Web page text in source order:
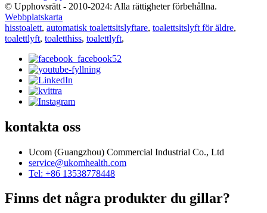
© Upphovsrätt - 2010-2024: Alla rättigheter förbehållna.
Webbplatskarta
hisstoalett, automatisk toalettsitslyftare, toalettsitslyft för äldre,
toalettlyft, toaletthiss, toalettlyft,
kontakta oss
Ucom (Guangzhou) Commercial Industrial Co., Ltd
service@ukomhealth.com
Tel: +86 13538778448
Finns det några produkter du gillar?